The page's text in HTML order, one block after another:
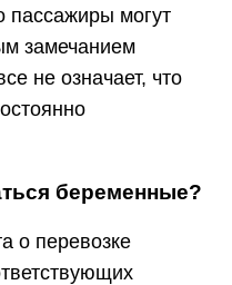
пассажиры могут
замечанием
не означает, что
беременные?
о перевозке